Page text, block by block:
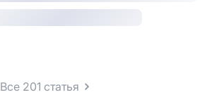
Все 201 статья